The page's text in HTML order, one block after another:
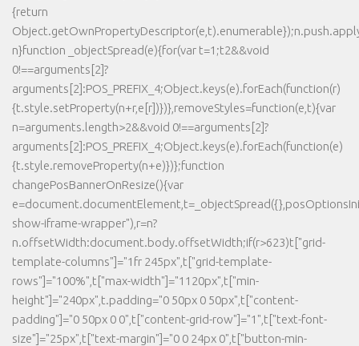
{return
n}function _objectSpread(e){for(var t=1;t2&&void
0!==arguments[2]?
arguments[2]:POS_PREFIX_4;Object.keys(e).forEach(function(r)
{t.style.setProperty(n+r,e[r])})},removeStyles=function(e,t){var
n=arguments.length>2&&void 0!==arguments[2]?
arguments[2]:POS_PREFIX_4;Object.keys(e).forEach(function(e)
{t.style.removeProperty(n+e)})};function
changePosBannerOnResize(){var
show-iframe-wrapper"),r=n?
n.offsetWidth:document.body.offsetWidth;if(r>623)t["grid-
template-columns"]="1fr 245px",t["grid-template-
rows"]="100%",t["max-width"]="1120px",t["min-
height"]="240px",t.padding="0 50px 0 50px",t["content-
padding"]="0 50px 0 0",t["content-grid-row"]="1",t["text-font-
size"]="25px",t["text-margin"]="0 0 24px 0",t["button-min-